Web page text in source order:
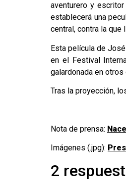
aventurero y
establecerá una
central, contra la que
Esta película de
en el Festival
galardonada en
Tras la proyección,
Nota de prensa:
Imágenes (.jpg):
2